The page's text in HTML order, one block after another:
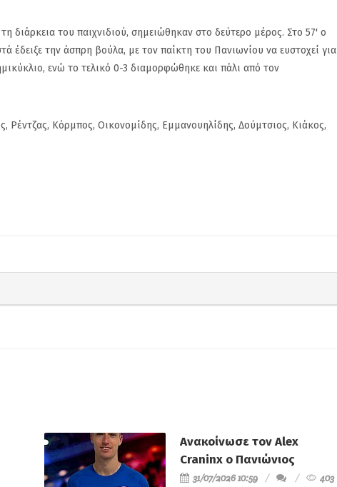
του παιχνιδιού, σημειώθηκαν στο δεύτερο μέρος. Στο 57' ο
την άσπρη βούλα, με τον παίκτη του Πανιωνίου να ευστοχεί για
ενώ το τελικό 0-3 διαμορφώθηκε και πάλι από τον
Ρέντζας, Κόρμπος, Οικονομίδης, Εμμανουηλίδης, Δούμτσιος, Κιάκος,
Ανακοίνωσε τον Alex
Craninx ο Πανιώνιος
31/07/2026 10:59 403